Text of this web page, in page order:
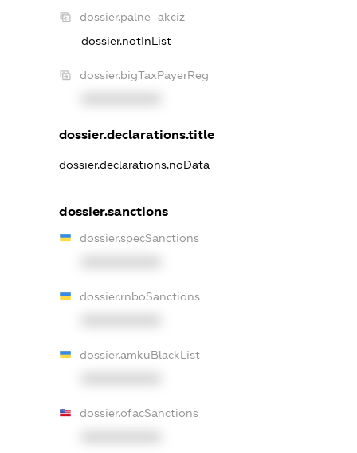
dossier.palne_akciz
dossier.notInList
dossier.bigTaxPayerReg
dossier.declarations.title
dossier.declarations.noData
dossier.sanctions
dossier.specSanctions
dossier.rnboSanctions
dossier.amkuBlackList
dossier.ofacSanctions